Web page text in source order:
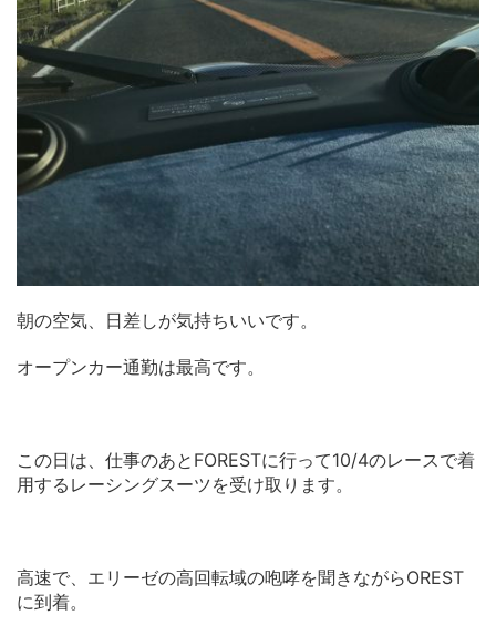
朝の空気、日差しが気持ちいいです。
オープンカー通勤は最高です。
この日は、仕事のあとFORESTに行って10/4のレースで着
用するレーシングスーツを受け取ります。
高速で、エリーゼの高回転域の咆哮を聞きながらOREST
に到着。